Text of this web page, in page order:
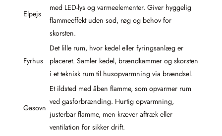
Elpejs
med LED-lys og varmeelementer. Giver hyggelig
flammeeffekt uden sod, røg og behov for
skorsten.
Fyrhus
Det lille rum, hvor kedel eller fyringsanlæg er
placeret. Samler kedel, brændkammer og skorsten
i et teknisk rum til husopvarmning via brændsel.
Gasovn
Et ildsted med åben flamme, som opvarmer rum
ved gasforbrænding. Hurtig opvarmning,
justerbar flamme, men kræver aftræk eller
ventilation for sikker drift.